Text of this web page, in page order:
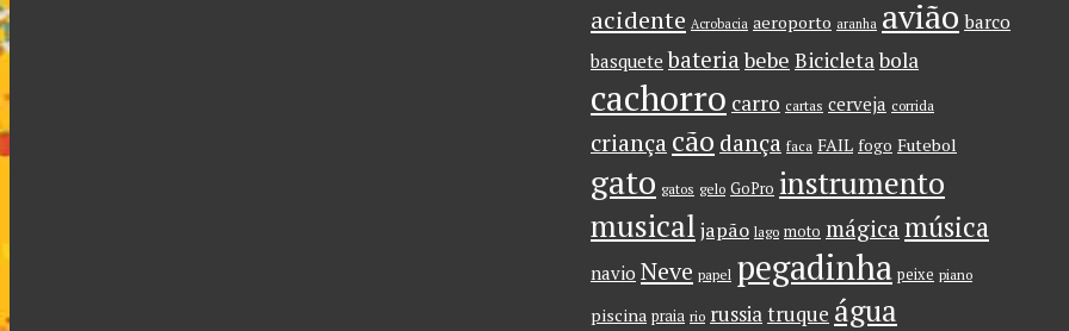
acidente Acrobacia aeroporto aranha avião barco
basquete bateria bebe Bicicletabola
cachorro carro cartas cerveja corrida
criançacão dança faca FAIL fogo Futebol
gato gatos gelo GoPro instrumento
musical japão lago moto mágica música
navio Neve papel pegadinha peixe piano
piscina praia rio russiatruque água